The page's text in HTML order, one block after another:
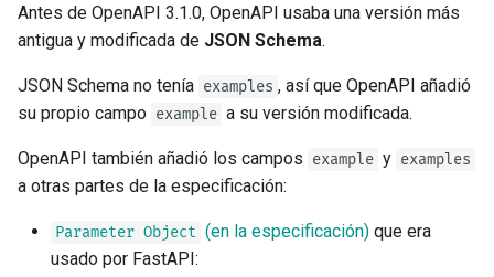
Antes de OpenAPI 3.1.0, OpenAPI usaba una versión más
antigua y modificada de JSON Schema.
JSON Schema no tenía examples , así que OpenAPI añadió
su propio campo example a su versión modificada.
OpenAPI también añadió los campos example y examples
a otras partes de la especificación:
Parameter Object (en la especificación) que era
usado por FastAPI: